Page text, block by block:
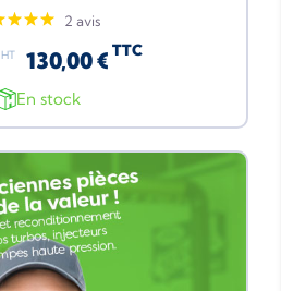
2 avis
HT 130,00 € TTC
En stock